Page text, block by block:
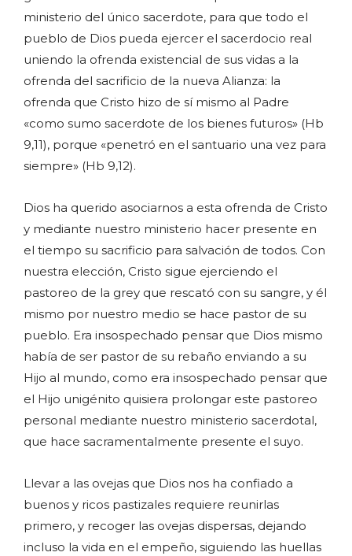
ministerio del único sacerdote, para que todo el
pueblo de Dios pueda ejercer el sacerdocio real
uniendo la ofrenda existencial de sus vidas a la
ofrenda del sacrificio de la nueva Alianza: la
ofrenda que Cristo hizo de sí mismo al Padre
«como sumo sacerdote de los bienes futuros» (Hb
9,11), porque «penetró en el santuario una vez para
siempre» (Hb 9,12).
Dios ha querido asociarnos a esta ofrenda de Cristo
y mediante nuestro ministerio hacer presente en
el tiempo su sacrificio para salvación de todos. Con
nuestra elección, Cristo sigue ejerciendo el
pastoreo de la grey que rescató con su sangre, y él
mismo por nuestro medio se hace pastor de su
pueblo. Era insospechado pensar que Dios mismo
había de ser pastor de su rebaño enviando a su
Hijo al mundo, como era insospechado pensar que
el Hijo unigénito quisiera prolongar este pastoreo
personal mediante nuestro ministerio sacerdotal,
que hace sacramentalmente presente el suyo.
Llevar a las ovejas que Dios nos ha confiado a
buenos y ricos pastizales requiere reunirlas
primero, y recoger las ovejas dispersas, dejando
incluso la vida en el empeño, siguiendo las huellas